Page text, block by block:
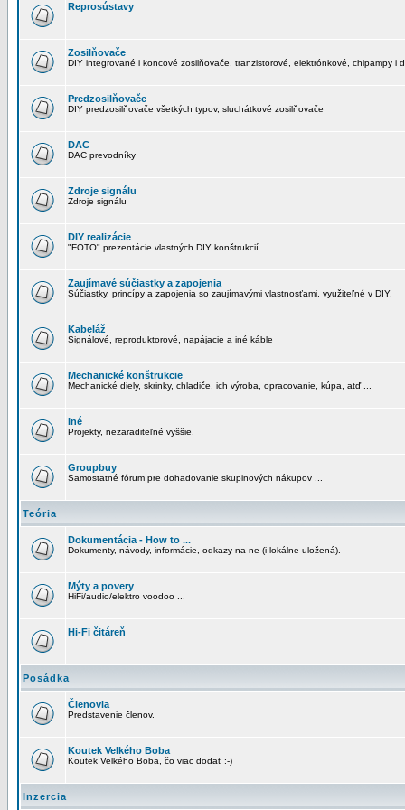
Reprosústavy
Zosilňovače
DIY integrované i koncové zosilňovače, tranzistorové, elektrónkové, chipampy i
Predzosilňovače
DIY predzosilňovače všetkých typov, sluchátkové zosilňovače
DAC
DAC prevodníky
Zdroje signálu
Zdroje signálu
DIY realizácie
"FOTO" prezentácie vlastných DIY konštrukcií
Zaujímavé súčiastky a zapojenia
Súčiastky, princípy a zapojenia so zaujímavými vlastnosťami, využiteľné v DIY.
Kabeláž
Signálové, reproduktorové, napájacie a iné káble
Mechanické konštrukcie
Mechanické diely, skrinky, chladiče, ich výroba, opracovanie, kúpa, atď ...
Iné
Projekty, nezaraditeľné vyššie.
Groupbuy
Samostatné fórum pre dohadovanie skupinových nákupov ...
Teória
Dokumentácia - How to ...
Dokumenty, návody, informácie, odkazy na ne (i lokálne uložená).
Mýty a povery
HiFi/audio/elektro voodoo ...
Hi-Fi čitáreň
Posádka
Členovia
Predstavenie členov.
Koutek Velkého Boba
Koutek Velkého Boba, čo viac dodať :-)
Inzercia